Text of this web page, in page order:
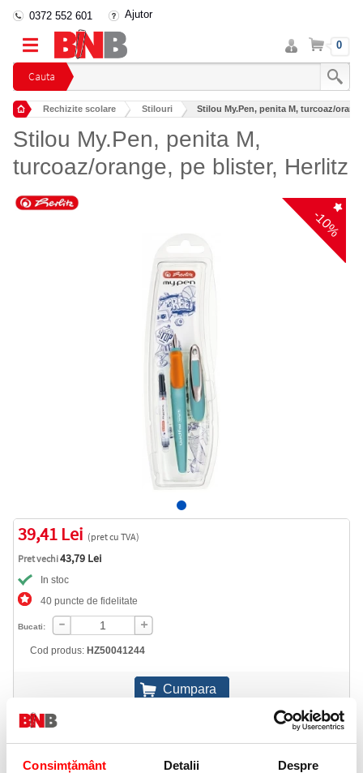
Consimțământ Detalii Despre
Cauta
0372 552 601 Ajutor
Intra
in
cont
Cos 0
Rechizite scolare Stilouri Stilou My.Pen, penita M, turcoaz/
Stilou My.Pen, penita M,
turcoaz/orange, pe blister, Herlitz
-10%
39,41 Lei (pret cu TVA)
Pret vechi43,79 Lei
In stoc
40 puncte de fidelitate
Bucati:
Cod produs: HZ50041244